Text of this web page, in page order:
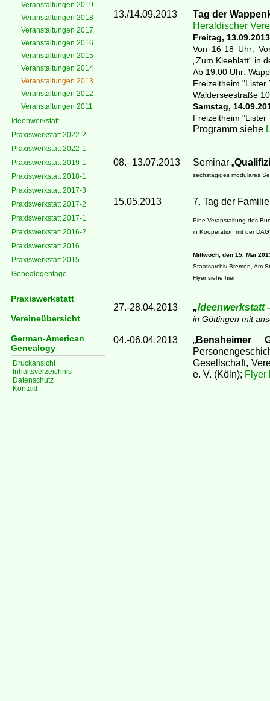
Veranstaltungen 2019
Veranstaltungen 2018
Veranstaltungen 2017
Veranstaltungen 2016
Veranstaltungen 2015
Veranstaltungen 2014
Veranstaltungen 2013
Veranstaltungen 2012
Veranstaltungen 2011
Ideenwerkstatt
Praxiswerkstatt 2022-2
Praxiswerkstatt 2022-1
Praxiswerkstatt 2019-1
Praxiswerkstatt 2018-1
Praxiswerkstatt 2017-3
Praxiswerkstatt 2017-2
Praxiswerkstatt 2017-1
Praxiswerkstatt 2016-2
Praxiswerkstatt 2016
Praxiswerkstatt 2015
Genealogentage
Praxiswerkstatt
Vereineübersicht
German-American
Genealogy
Druckansicht
Inhaltsverzeichnis
Datenschutz
Kontakt
13./14.09.2013
Tag der
Heraldischer
Freitag, 13.09.2013
Von 16-18 Uhr:
„Zum Kleeblatt“ in
Ab 19:00 Uhr:
Freizeitheim "Lister
Walderseestraße
Samstag,
Freizeitheim "Lister
Programm siehe
08.–13.07.2013 Seminar „
sechstägiges modulares
15.05.2013 7. Tag der
Eine Veranstaltung des
in Kooperation mit der
Mittwoch, den 15. Mai
Staatsarchiv Bremen, Am
Flyer siehe hier
27.-28.04.2013 „Ideenwerkstatt
in Göttingen mit
04.-06.04.2013 „Bensheimer
Gesellschaft,
e. V. (Köln); Flyer